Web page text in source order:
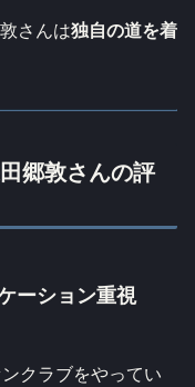
さんは独自の道を着
郷敦さんの評
ーション重視
クラブをやってい